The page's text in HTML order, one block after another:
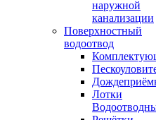
наружной
канализации
Поверхностный
водоотвод
Лотки